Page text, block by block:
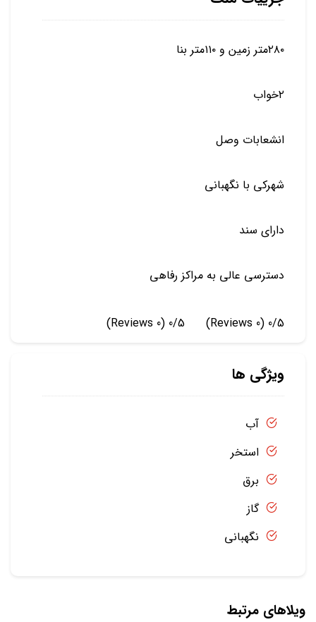
۲۸۰متر زمین و ۱۱۰متر بنا
۲خواب
انشعابات وصل
شهرکی با نگهبانی
دارای سند
دسترسی عالی به مراکز رفاهی
0/5
(0 Reviews)
0/5
(0 Reviews)
ویژگی ها
آب
استخر
برق
گاز
نگهبانی
ویلاهای مرتبط